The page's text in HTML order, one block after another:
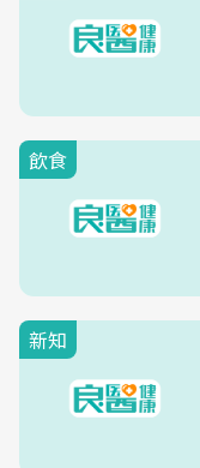
飲食
新知